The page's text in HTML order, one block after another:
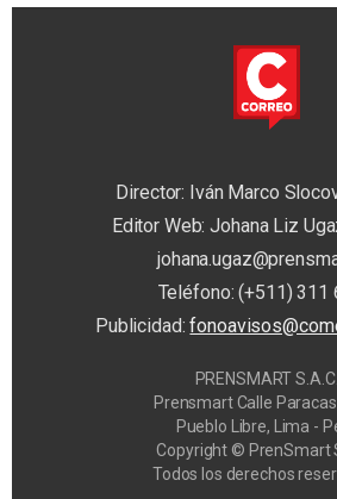
Director: Iván Marco
Editor Web: Johana Liz
Teléfono: (+511) 311
Publicidad:
PRENSMART S.A.C.
Prensmart Calle
Pueblo Libre, Lima -
Copyright © PrenSmart
Todos los derechos